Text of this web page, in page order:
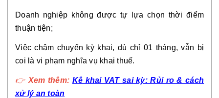
Doanh nghiệp không được tự lựa chọn thời điểm
thuận tiện;
Việc chậm chuyển kỳ khai, dù chỉ 01 tháng, vẫn bị
coi là vi phạm nghĩa vụ khai thuế.
👉 Xem thêm: Kê khai VAT sai kỳ: Rủi ro & cách
xử lý an toàn